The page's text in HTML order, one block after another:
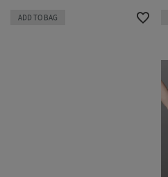
ADD TO BAG